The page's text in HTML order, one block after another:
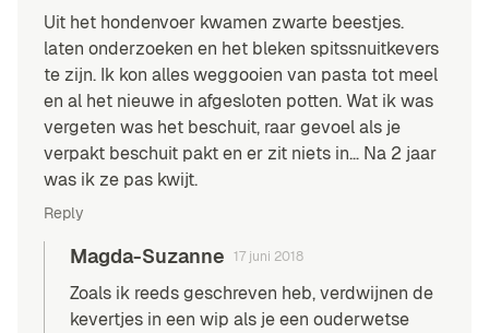
Uit het hondenvoer kwamen zwarte beestjes.
laten onderzoeken en het bleken spitssnuitkevers
te zijn. Ik kon alles weggooien van pasta tot meel
en al het nieuwe in afgesloten potten. Wat ik was
vergeten was het beschuit, raar gevoel als je
verpakt beschuit pakt en er zit niets in… Na 2 jaar
was ik ze pas kwijt.
Reply
Magda-Suzanne 17 juni 2018
Zoals ik reeds geschreven heb, verdwijnen de
kevertjes in een wip als je een ouderwetse